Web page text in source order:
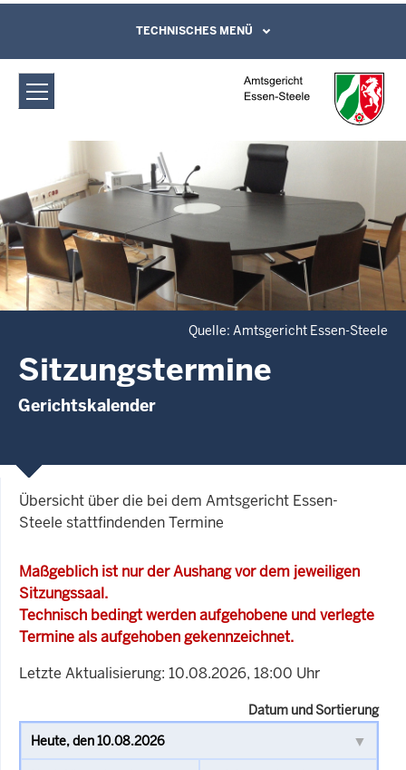
Amtsgericht Essen-Steele:
Sitzungstermine
Direkt zum Inhalt
Leichte Sprache, Gebärdensprachenvideo
und Kontaktformular
TECHNISCHES MENÜ
Quelle: Amtsgericht Essen-Steele
Sitzungstermine
Gerichtskalender
Übersicht über die bei dem Amtsgericht Essen-
Steele stattfindenden Termine
Maßgeblich ist nur der Aushang vor dem jeweiligen
Sitzungssaal.
Technisch bedingt werden aufgehobene und verlegte
Termine als aufgehoben gekennzeichnet.
Letzte Aktualisierung: 10.08.2026, 18:00 Uhr
Datum und Sortierung